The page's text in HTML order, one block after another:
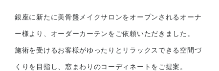
銀座に新たに美骨盤メイクサロンをオープンされるオーナ
ー様より、オーダーカーテンをご依頼いただきました。
施術を受けるお客様がゆったりとリラックスできる空間づ
くりを目指し、窓まわりのコーディネートをご提案。